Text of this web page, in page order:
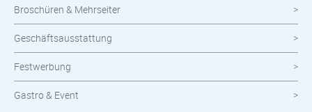
Broschüren & Mehrseiter
Geschäftsausstattung
Festwerbung
Gastro & Event